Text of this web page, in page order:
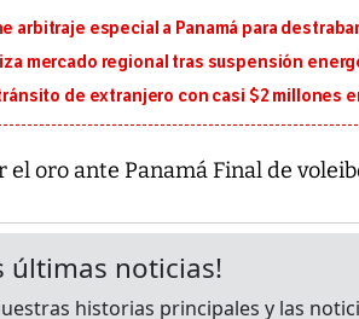
arbitraje especial a Panamá para
mercado regional tras suspensión
de extranjero con casi $2 millones
el oro ante Panamá Final de
julio
al sur